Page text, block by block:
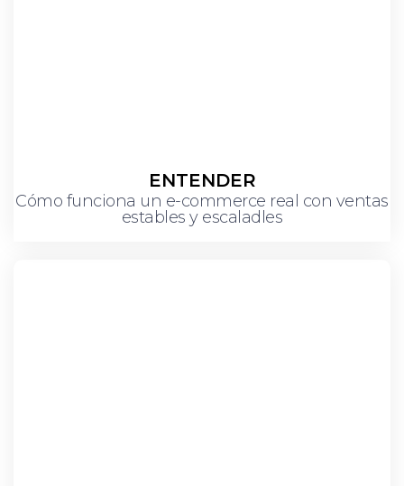
ENTENDER
Cómo funciona un e-commerce real con ventas
estables y escaladles